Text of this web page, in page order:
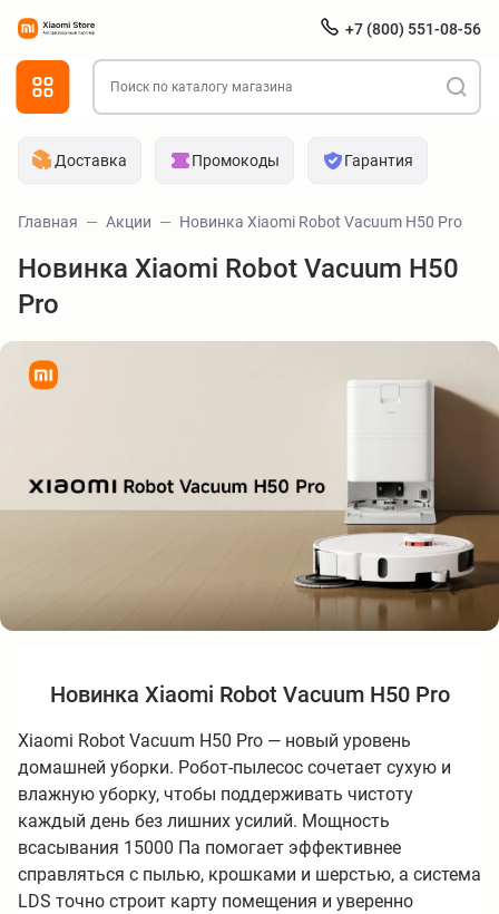
+7 (800) 551-08-56
Доставка Промокоды Гарантия
Главная Акции Новинка Xiaomi Robot Vacuum H50 Pro
Новинка Xiaomi Robot Vacuum H50
Pro
Новинка Xiaomi Robot Vacuum H50 Pro
Xiaomi Robot Vacuum H50 Pro — новый уровень
домашней уборки. Робот-пылесос сочетает сухую и
влажную уборку, чтобы поддерживать чистоту
каждый день без лишних усилий. Мощность
всасывания 15000 Па помогает эффективнее
справляться с пылью, крошками и шерстью, а система
LDS точно строит карту помещения и уверенно